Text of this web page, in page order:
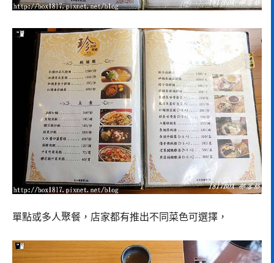
單點或多人聚餐，店家都有推出不同菜色可選擇，